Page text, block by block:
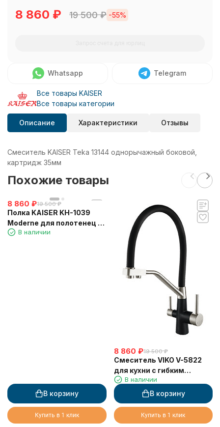
8 860 ₽ 19 500₽ -55%
Whatsapp Telegram
Все товары KAISER
Все товары категории
Описание Характеристики Отзывы
Смеситель KAISER Teka 13144 однорычажный боковой,
картридж 35мм
Похожие товары
8 860 ₽19 500 ₽
Полка KAISER KH-1039
Moderne для полотенец с
держателем
В наличии
В корзину
Купить в 1 клик
8 860 ₽19 500 ₽
Смеситель VIKO V-5822
для кухни с гибким
изливом и подключением
к фильтру 2 в 1
(нержавеющая сталь)
картридж d35 мм,
(корпус/излив: черный,
В наличии
В корзину
Купить в 1 клик